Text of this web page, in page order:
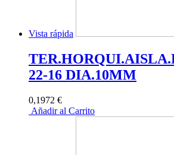
Vista rápida
22-16 DIA.10MM
0,1972 €
Añadir al Carrito